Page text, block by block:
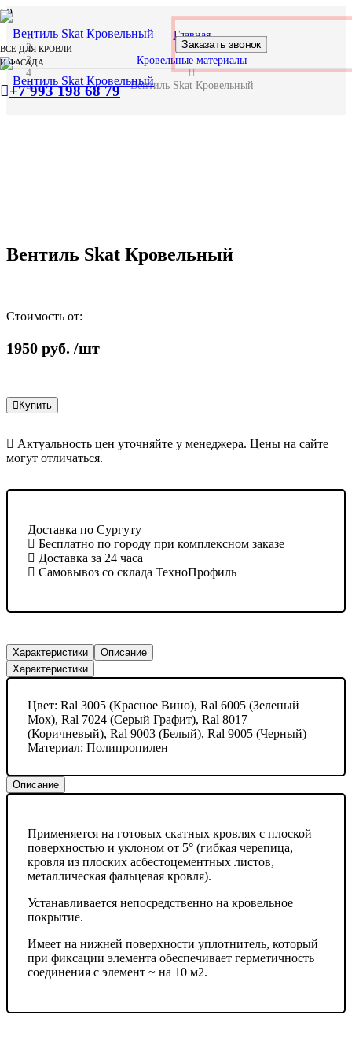
ВСЕ ДЛЯ КРОВЛИ
И ФАСАДА
Заказать звонок
+7 993 198 68 79
Главная
Кровельные материалы
Вентиль Skat Кровельный
Вентиль Skat Кровельный
Стоимость от:
1950 руб. /шт
Купить
Актуальность цен уточняйте у менеджера. Цены на сайте
могут отличаться.
Доставка по Сургуту
Бесплатно по городу при комплексном заказе
Доставка за 24 часа
Самовывоз со склада ТехноПрофиль
Характеристики
Описание
Характеристики
Цвет: Ral 3005 (Красное Вино), Ral 6005 (Зеленый
Мох), Ral 7024 (Серый Графит), Ral 8017
(Коричневый), Ral 9003 (Белый), Ral 9005 (Черный)
Материал: Полипропилен
Описание
Применяется на готовых скатных кровлях с плоской
поверхностью и уклоном от 5° (гибкая черепица,
кровля из плоских асбестоцементных листов,
металлическая фальцевая кровля).
Устанавливается непосредственно на кровельное
покрытие.
Имеет на нижней поверхности уплотнитель, который
при фиксации элемента обеспечивает герметичность
соединения с элемент ~ на 10 м2.